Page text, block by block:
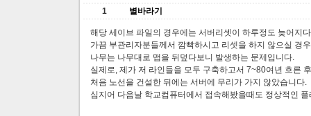
1 별바라기
해당 세이브 파일의 경우에는 서버리셋이 하루정도 늦어지
가끔 부관리자분들께서 깜빡하시고 리셋을 하지 않으실 경
나무는 나무대로 맵을 뒤덮다보니 발생하는 문제입니다.
실제로, 제가 저 라인들을 모두 구축하고서 7~80여년 흐른
처음 노선을 건설한 뒤에는 서버에 무리가 가지 않았습니다.
심지어 다음날 학교컴퓨터에서 접속해봤을때도 정상적인